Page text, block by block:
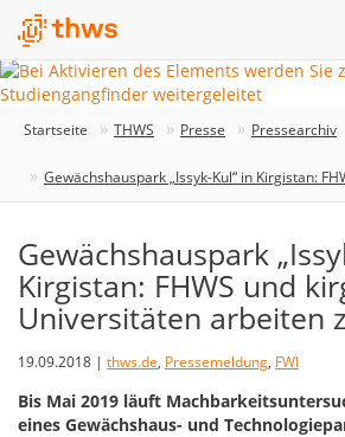
Startseite THWS Presse Pressearchiv
Gewächshauspark „Issyk-Kul“ in Kirgistan:
Gewächshauspark
Kirgistan: FHWS und
Universitäten arbeiten
19.09.2018 | thws.de, Pressemeldung, FWI
Bis Mai 2019 läuft
eines Gewächshaus- und